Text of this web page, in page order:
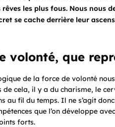
les plus fous. Nous nous
se cache derrière leur
volonté, que
de la force de volonté
de cela, il y a du charisme, le
au fil du temps. Il ne s’agit
que l’on développe
forts.